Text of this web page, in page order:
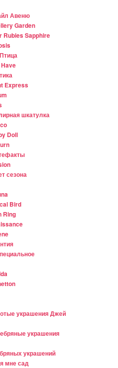
Авеню
Garden
Rubies Sapphire
Express
шкатулка
Doll
сезона
Bird
Ring
украшения Джей
украшения
украшений
мне сад